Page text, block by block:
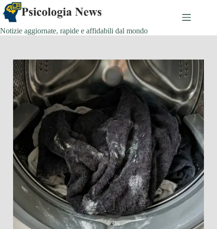
Salta
al
contenuto
Notizie aggiornate, rapide e affidabili dal mondo